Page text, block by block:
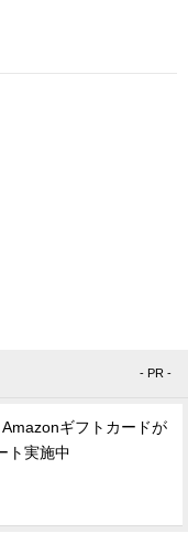
- PR -
Amazonギフトカードが
ト実施中